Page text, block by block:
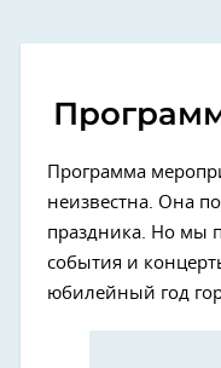
Программа
неизвестна. Она
праздника. Но мы
события и
юбилейный год